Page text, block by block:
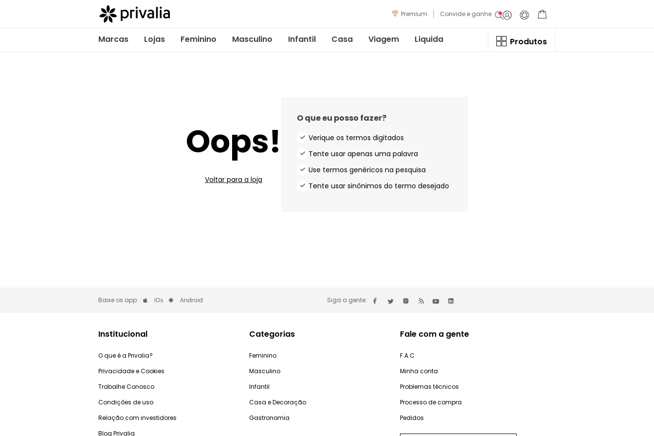
Premium Convide e ganhe
Marcas Lojas Feminino Masculino Infantil Casa Viagem Liquida Produtos
Oops!
Voltar para a loja
O que eu posso fazer?
Verique os termos digitados
Tente usar apenas uma palavra
Use termos genéricos na pesquisa
Tente usar sinônimos do termo desejado
Baixe os app: Siga a gente:
Institucional
O que é a Privalia?
Privacidade e Cookies
Trabalhe Conosco
Condições de uso
Relação com investidores
Blog Privalia
Categorias
Feminino
Masculino
Infantil
Casa e Decoração
Gastronomia
Fale com a gente
F.A.C
Minha conta
Problemas técnicos
Processo de compra
Pedidos